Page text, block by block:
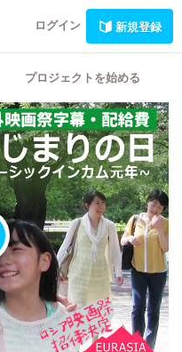
ログイン 新規登録
プロジェクトを始める